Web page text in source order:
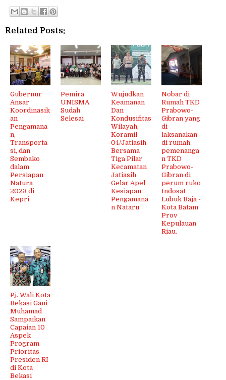
Related Posts:
Gubernur
Ansar
Koordinasik
an
Pengamana
n,
Transporta
si, dan
Sembako
dalam
Persiapan
Natura
2023 di
Kepri
Pemira
UNISMA
Sudah
Selesai
Wujudkan
Keamanan
Dan
Kondusifitas
Wilayah,
Koramil
04/Jatiasih
Bersama
Tiga Pilar
Kecamatan
Jatiasih
Gelar Apel
Kesiapan
Pengamana
n Nataru
Nobar di
Rumah TKD
Prabowo-
Gibran yang
di
laksanakan
di rumah
pemenanga
n TKD
Prabowo-
Gibran di
perum ruko
Indosat
Lubuk Baja -
Kota Batam
Prov
Kepulauan
Riau.
Pj. Wali Kota
Bekasi Gani
Muhamad
Sampaikan
Capaian 10
Aspek
Program
Prioritas
Presiden RI
di Kota
Bekasi